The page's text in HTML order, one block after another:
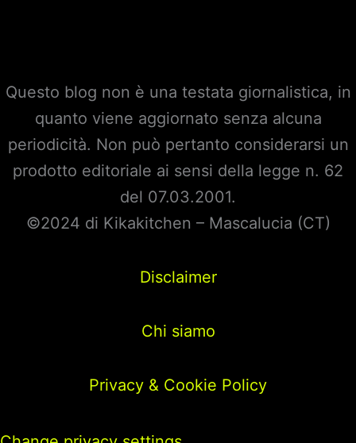
Questo blog non è una testata giornalistica, in
quanto viene aggiornato senza alcuna
periodicità. Non può pertanto considerarsi un
prodotto editoriale ai sensi della legge n. 62
del 07.03.2001.
©2024 di Kikakitchen – Mascalucia (CT)
Disclaimer
Chi siamo
Privacy & Cookie Policy